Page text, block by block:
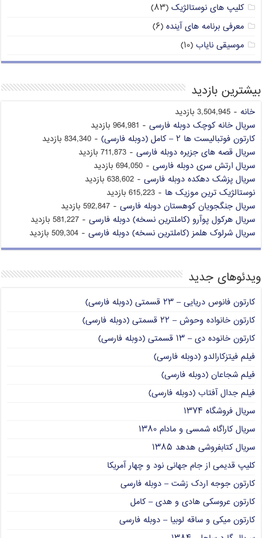
کلیپ های نوستالژیک (۸۳)
معرفی برنامه های آینده (۶)
موسیقی نایاب (۱۰)
بیشترین بازدید
خانه - 3,504,945 بازدید
سریال خانه کوچک دوبله فارسی - 964,981 بازدید
کارتون فوتبالیست ها ۲ – کامل (دوبله فارسی)
- 834,340 بازدید
سریال قصه های جزیره دوبله فارسی - 711,873 بازدید
سریال ارتش سری دوبله فارسی - 694,050 بازدید
سریال پزشک دهکده دوبله فارسی - 638,602 بازدید
نوستالژیک ترین موزیک ها - 615,223 بازدید
سریال جنگجویان کوهستان دوبله فارسی - 592,847 بازدید
سریال هرکول پوآرو (کاملترین نسخه) دوبله فارسی - 581,227 بازدید
سریال شرلوک هلمز (کاملترین نسخه) دوبله فارسی - 509,304 بازدید
ویدئوهای جدید
کارتون فانوس دریایی – ۲۳ قسمتی (دوبله فارسی)
کارتون خانواده وحوش – ۲۲ قسمتی (دوبله فارسی)
کارتون خانوده دی – ۱۳ قسمتی (دوبله فارسی)
فیلم فیتزکارالدو (دوبله فارسی)
فیلم شجاعان (دوبله فارسی)
فیلم جدال آفتاب (دوبله فارسی)
سریال فروشگاه ۱۳۷۴
سریال کاراگاه شمسی و مادام ۱۳۸۰
سریال کتابفروشی هدهد ۱۳۸۵
کلیپ قدیمی از جام جهانی نود و چهار آمریکا
کارتون جوجه اردک زشت – دوبله فارسی
کارتون عروسکی هادی و هدی – کامل
کارتون میکی و ساقه لوبیا – دوبله فارسی